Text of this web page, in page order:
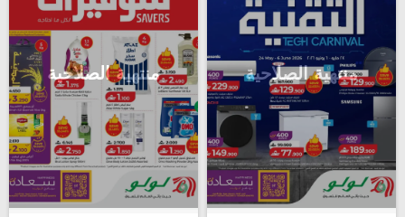
منتهية الصلاحية منتهية الصلاحية